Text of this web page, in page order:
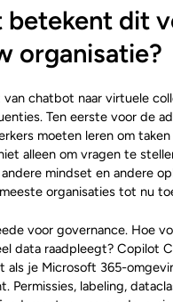
betekent dit
organisatie?
van chatbot naar virtuele
Ten eerste voor de
moeten leren om
alleen om vragen te
mindset en andere
organisaties tot nu
voor governance. Hoe
data raadpleegt? Copilot
als je Microsoft 365-
Permissies, labeling,